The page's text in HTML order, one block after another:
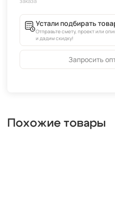
Устали подбирать
Отправьте смету, проект или
и дадим скидку!
Запросить
Похожие товары